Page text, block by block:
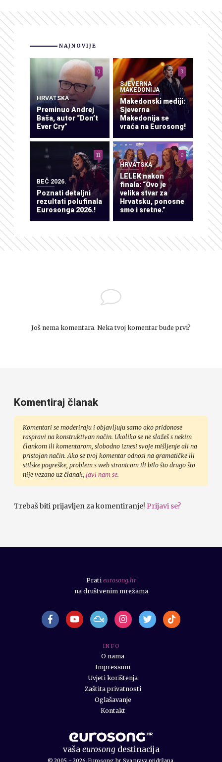
NAJNOVIJE
HRVATSKA
Preminuo Andrej
Baša, autor “Don’t
Ever Cry”
0
SJEVERNA
MAKEDONIJA
Makedonski mediji:
Sjeverna
Makedonija se
vraća na Eurosong!
3
BEČ 2026.
Poznati detaljni
rezultati polufinala
Eurosonga 2026.!
11
HRVATSKA
LELEK nakon
finala: “Ovo je
velika stvar za
Hrvatsku, ponosne
smo i sretne.”
0
Još nema komentara. Neka tvoj komentar bude prvi?
Komentiraj članak
Komentari se moderiraju i objavljuju samo ako pridonose
raspravi na konstruktivan način. Ukoliko se ne slažeš s nekim
člankom ili komentarom, slobodno iznesi svoje mišljenje ali na
pristojan način. Ako se tvoj komentar odnosi na gramatičke ili
stilske pogreške, problem s web stranicom ili bilo što drugo što
nije vezano uz članak, javi nam se.
Trebaš biti prijavljen za komentiranje! Prijavi se?
vaša eurosongdestinacija
I N F O
O nama
Impressum
Uvjeti korištenja
Zaštita privatnosti
Oglašavanje
Kontakt
Prati eurosong.hr
na društvenim mrežama